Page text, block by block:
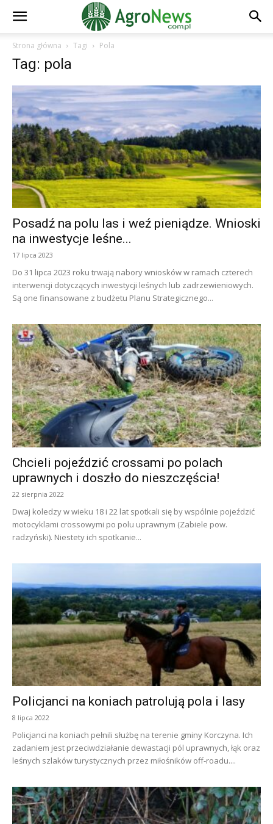
Strona główna Tagi Pola
Tag: pola
Posadź na polu las i weź pieniądze. Wnioski
na inwestycje leśne...
17 lipca 2023
Do 31 lipca 2023 roku trwają nabory wniosków w ramach czterech
interwencji dotyczących inwestycji leśnych lub zadrzewieniowych.
Są one finansowane z budżetu Planu Strategicznego...
Chcieli pojeździć crossami po polach
uprawnych i doszło do nieszczęścia!
22 sierpnia 2022
Dwaj koledzy w wieku 18 i 22 lat spotkali się by wspólnie pojeździć
motocyklami crossowymi po polu uprawnym (Zabiele pow.
radzyński). Niestety ich spotkanie...
Policjanci na koniach patrolują pola i lasy
8 lipca 2022
Policjanci na koniach pełnili służbę na terenie gminy Korczyna. Ich
zadaniem jest przeciwdziałanie dewastacji pól uprawnych, łąk oraz
leśnych szlaków turystycznych przez miłośników off-roadu....